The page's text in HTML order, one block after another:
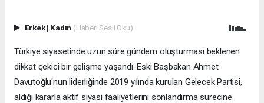
Erkek| Kadın (Haberi Sesli Oku)
Türkiye siyasetinde uzun süre gündem oluşturması beklenen
dikkat çekici bir gelişme yaşandı. Eski Başbakan Ahmet
Davutoğlu'nun liderliğinde 2019 yılında kurulan Gelecek Partisi,
aldığı kararla aktif siyasi faaliyetlerini sonlandırma sürecine